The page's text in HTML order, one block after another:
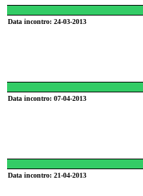
Data incontro: 24-03-2013
Data incontro: 07-04-2013
Data incontro: 21-04-2013